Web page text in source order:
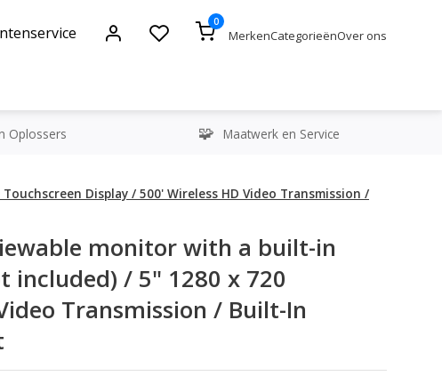
0
MerkenCategorieënOver ons
Oplossers Maatwerk en Service
Display / 500' Wireless HD Video Transmission /
monitor with a built-in
/ 5" 1280 x 720
Transmission / Built-In